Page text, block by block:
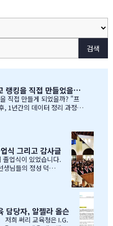
검색
IGE는 왜 BC주·온타리오주 학교 랭킹을 직접 만들었을까?
접 만들게 되었을까? "프
, 1년간의 데이터 정리 과정을
. 학교 상담 시 참고 자료로
고 있었습니다. 최근 자료로 B
싶었는데, 참고할 만한 데이
이터가 있지 않을까?' 하는 마
식 그리고 감사글
졸업식이 있었습니다.
생님들의 정성 덕에
을 진심으로 감사드
정으로 함께하지 못
인사를 전합니다.오
담당자, 알젤라 올슨
희 써리 교육청은 I.G.